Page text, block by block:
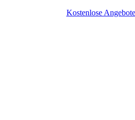
Kostenlose